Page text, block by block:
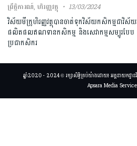
ព្រឹត្តិការណ៍,ហិរញ្ញវត្ថុ 13/03/2024
វិស័យមីក្រូហិរញ្ញវត្ថុបានចាត់ទុកវិស័យកសិកម្មជាវិស័
ផលិតផលឥណទានកសិកម្ម និងសេវាកម្មសម្បូរបែប
ប្រជាកសិករ
ឆ្នាំ2020 - 2024 © រក្សាសិទ្ធិគ្រប់យ៉ាងដោយ៖ អគ្គនាយកដ្ឋា
Apsara Media